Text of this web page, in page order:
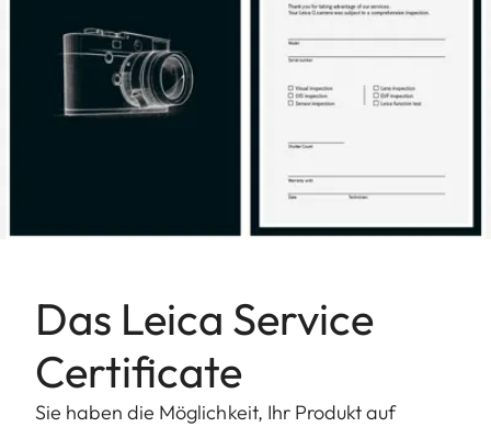
Das Leica Service
Certificate
Sie haben die Möglichkeit, Ihr Produkt auf